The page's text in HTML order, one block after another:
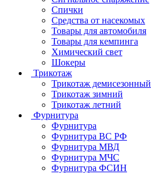
Спички
Средства от насекомых
Товары для автомобиля
Товары для кемпинга
Химический свет
Шокеры
Трикотаж
Трикотаж демисезонный
Трикотаж зимний
Трикотаж летний
Фурнитура
Фурнитура
Фурнитура ВС РФ
Фурнитура МВД
Фурнитура МЧС
Фурнитура ФСИН